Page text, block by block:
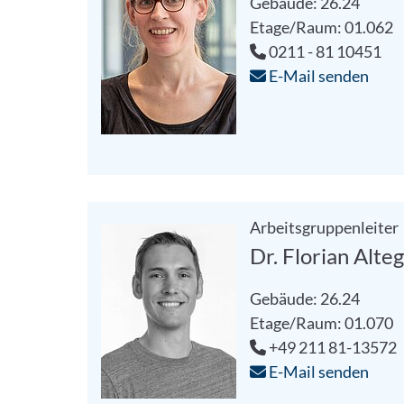
Etage/Raum: 01.062
0211 - 81 10451
E-Mail senden
Arbeitsgruppenleiter
Dr. Florian
Gebäude: 26.24
Etage/Raum: 01.070
+49 211 81-13572
E-Mail senden